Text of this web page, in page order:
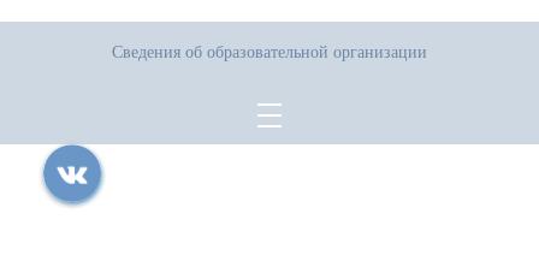
Сведения об образовательной организации